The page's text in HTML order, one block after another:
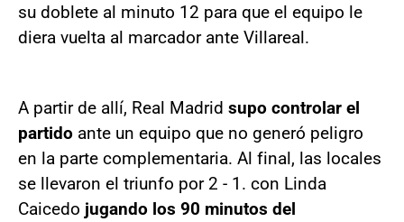
su doblete al minuto 12 para que el equipo le
diera vuelta al marcador ante Villareal.
A partir de allí, Real Madrid supo controlar el
partido ante un equipo que no generó peligro
en la parte complementaria. Al final, las locales
se llevaron el triunfo por 2 - 1. con Linda
Caicedo jugando los 90 minutos del